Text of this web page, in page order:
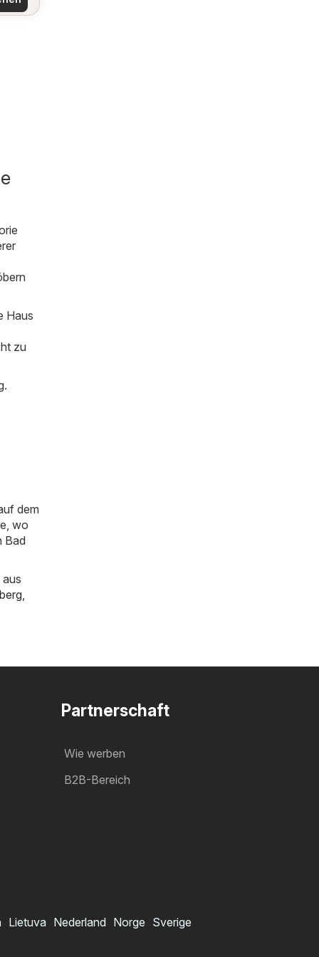
Haus
zu
dem
wo
Bad
Partnerschaft
Wie werben
B2B-Bereich
Lietuva Nederland Norge Sverige